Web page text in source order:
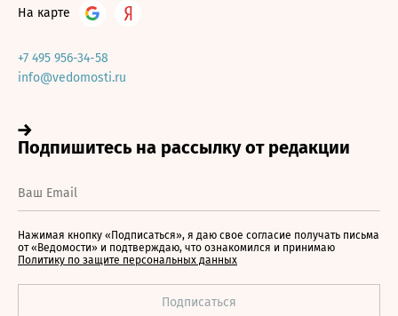
На карте
+7 495 956-34-58
info@vedomosti.ru
Нажимая кнопку «Подписаться», я даю свое согласие получать письма
от «Ведомости» и подтверждаю, что ознакомился и принимаю
Политику по защите персональных данных